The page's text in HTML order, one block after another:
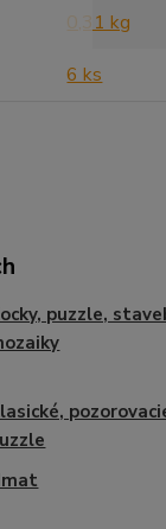
0,31 kg
6 ks
puzzle,